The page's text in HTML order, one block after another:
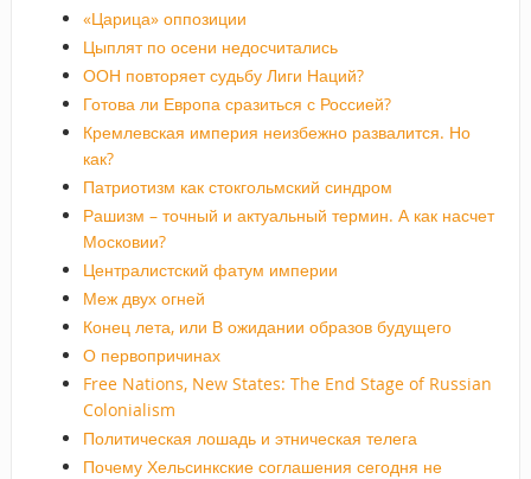
«Царица» оппозиции
Цыплят по осени недосчитались
ООН повторяет судьбу Лиги Наций?
Готова ли Европа сразиться с Россией?
Кремлевская империя неизбежно развалится. Но
как?
Патриотизм как стокгольмский синдром
Рашизм – точный и актуальный термин. А как насчет
Московии?
Централистский фатум империи
Меж двух огней
Конец лета, или В ожидании образов будущего
О первопричинах
Free Nations, New States: The End Stage of Russian
Colonialism
Политическая лошадь и этническая телега
Почему Хельсинкские соглашения сегодня не